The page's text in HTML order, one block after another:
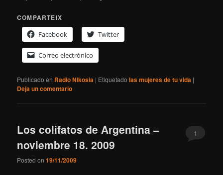
COMPARTEIX
Facebook
Twitter
Correo electrónico
Publicado en Radio Nikosia | Etiquetado las mujeres de tu vida |
Deja un comentario
Los colifatos de Argentina –
noviembre 18. 2009
Posted on19/11/2009
1